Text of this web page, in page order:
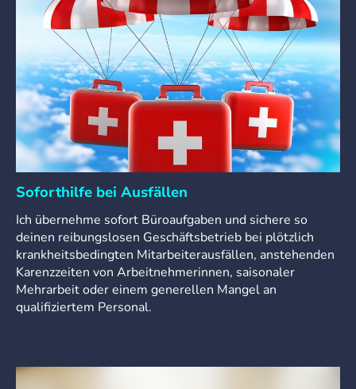
Soforthilfe bei Ausfällen
Ich übernehme sofort Büroaufgaben und sichere so
deinen reibungslosen Geschäftsbetrieb bei plötzlich
krankheitsbedingten Mitarbeiterausfällen, anstehenden
Karenzzeiten von Arbeitnehmerinnen, saisonaler
Mehrarbeit oder einem generellen Mangel an
qualifiziertem Personal.